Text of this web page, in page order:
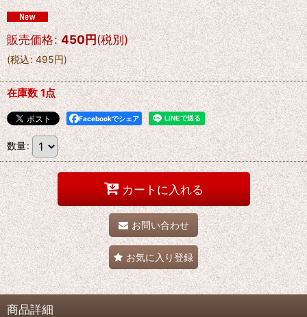
販売価格: 450円(税別)
(税込: 495円)
在庫数 1点
Facebookでシェア
数量:
カートに入れる
お問い合わせ
お気に入り登録
商品詳細